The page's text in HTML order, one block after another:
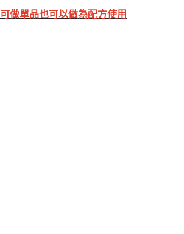
可做單品也可以做為配方使用